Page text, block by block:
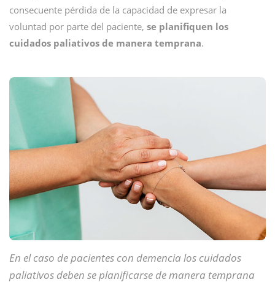
consecuente pérdida de la capacidad de expresar la
voluntad por parte del paciente, se planifiquen los
cuidados paliativos de manera temprana.
En el caso de pacientes con demencia los cuidados
paliativos deben se planificarse de manera temprana